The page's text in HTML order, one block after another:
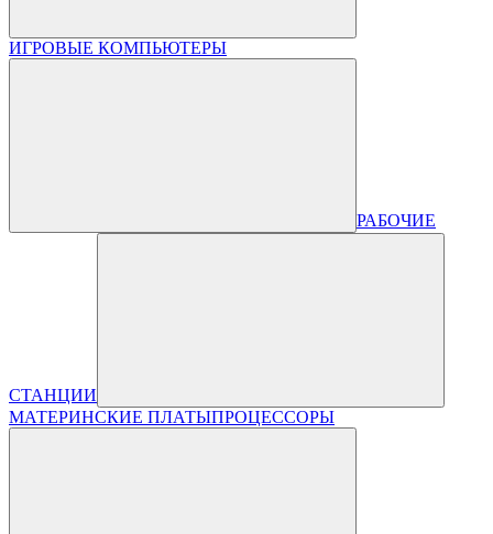
ИГРОВЫЕ КОМПЬЮТЕРЫ
РАБОЧИЕ
СТАНЦИИ
МАТЕРИНСКИЕ ПЛАТЫПРОЦЕССОРЫ